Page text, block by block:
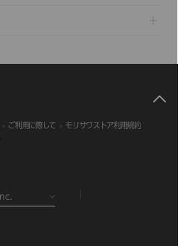
ご利用に際して モリサワストア利用規約